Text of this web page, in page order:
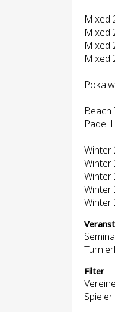
Mixed
Mixed
Mixed
Mixed
Beach
Padel
Winter
Winter
Winter
Winter
Winter
Filter
Vereine
Spieler